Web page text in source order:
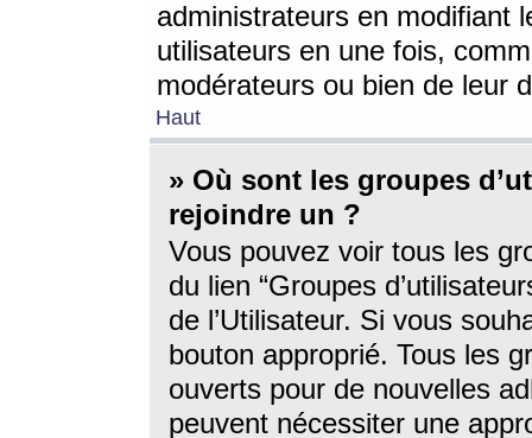
administrateurs en modifiant
utilisateurs en une fois,
modérateurs ou bien de leur
Haut
» Où sont les groupes
rejoindre un ?
Vous pouvez voir tous les
du lien “Groupes
de l’Utilisateur. Si vous
bouton approprié. Tous les
ouverts pour de nouvelles
peuvent nécessiter une